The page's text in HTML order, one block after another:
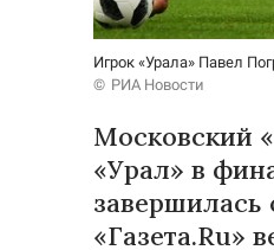
Игрок «Урала» Павел
РИА Новости
Московский
«Урал» в
завершилась
«Газета.Ru»